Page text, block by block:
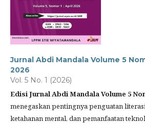
Jurnal Abdi Mandala Volume 5
2026
Vol. 5 No. 1 (2026)
Edisi Jurnal Abdi Mandala Volume 5
menegaskan pentingnya penguatan
ketahanan mental, dan pemanfaatan